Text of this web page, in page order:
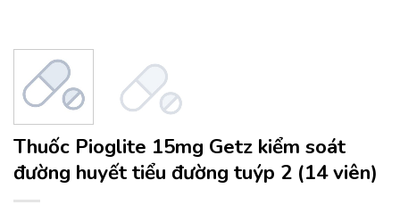
Thuốc Pioglite 15mg Getz kiểm soát
đường huyết tiểu đường tuýp 2 (14 viên)